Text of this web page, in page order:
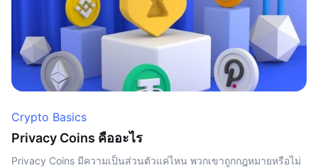
Crypto Basics
Privacy Coins คืออะไร
Privacy Coins มีความเป็นส่วนตัวแค่ไหน พวกเขาถูกกฎหมายหรือไม่